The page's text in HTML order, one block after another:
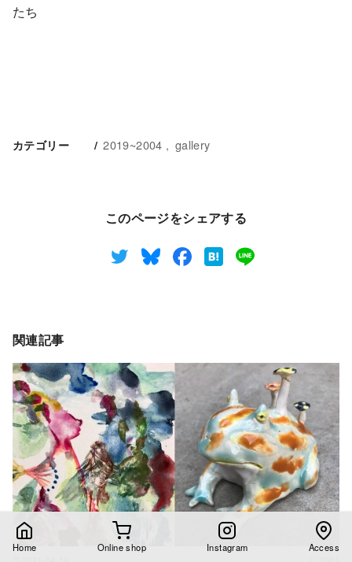
たち
カテゴリー 2019~2004 gallery
このページをシェアする
関連記事
Home Online shop Instagram Access